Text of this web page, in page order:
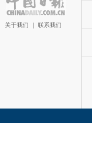
关于我们 联系我们